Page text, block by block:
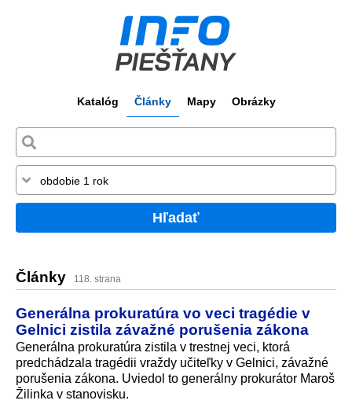
Katalóg Články Mapy Obrázky
Hľadať
Články 118. strana
Generálna prokuratúra vo veci tragédie v
Gelnici zistila závažné porušenia zákona
Generálna prokuratúra zistila v trestnej veci, ktorá
predchádzala tragédii vraždy učiteľky v Gelnici, závažné
porušenia zákona. Uviedol to generálny prokurátor Maroš
Žilinka v stanovisku.